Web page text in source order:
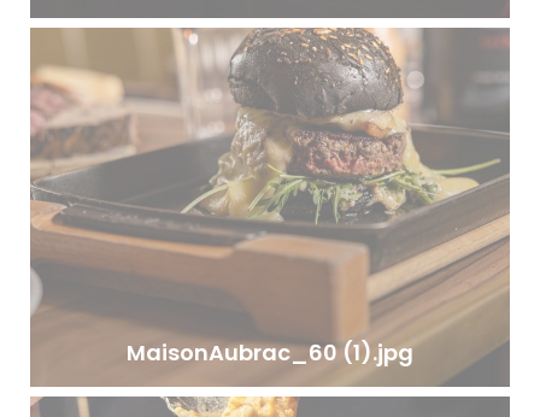
MaisonAubrac_60 (1).jpg